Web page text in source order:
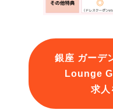
銀座 ガーデ
Lounge
求人